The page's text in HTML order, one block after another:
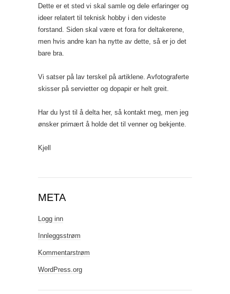
Dette er et sted vi skal samle og dele erfaringer og
ideer relatert til teknisk hobby i den videste
forstand. Siden skal være et fora for deltakerene,
men hvis andre kan ha nytte av dette, så er jo det
bare bra.
Vi satser på lav terskel på artiklene. Avfotograferte
skisser på servietter og dopapir er helt greit.
Har du lyst til å delta her, så kontakt meg, men jeg
ønsker primært å holde det til venner og bekjente.
Kjell
META
Logg inn
Innleggsstrøm
Kommentarstrøm
WordPress.org